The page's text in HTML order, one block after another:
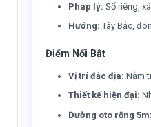
Pháp lý: Sổ riêng,
Hướng: Tây Bắc,
Điểm Nổi Bật
Vị trí đắc địa: Nằm
Thiết kế hiện đại:
Đường oto rộng 5m: